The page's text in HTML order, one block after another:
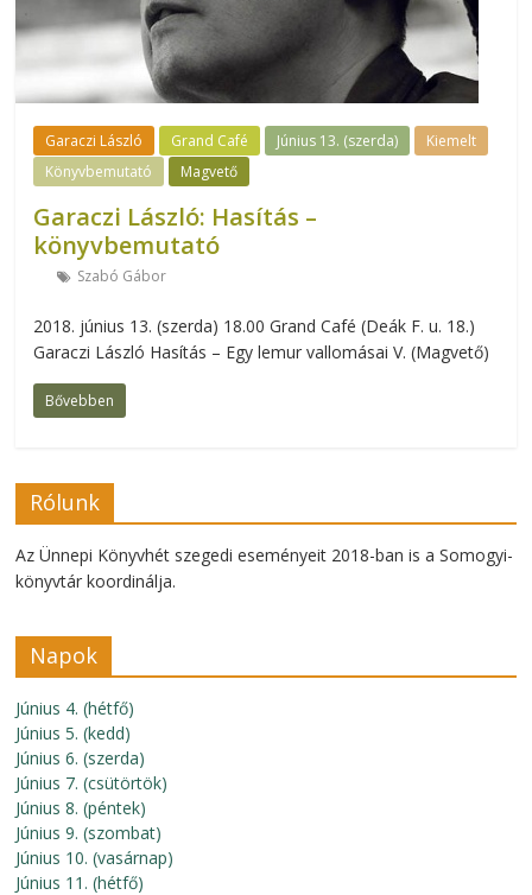
Garaczi László Grand Café Június 13. (szerda)
Kiemelt
Könyvbemutató
Magvető
Garaczi László: Hasítás –
könyvbemutató
Szabó Gábor
2018. június 13. (szerda) 18.00 Grand Café (Deák F. u. 18.)
Garaczi László Hasítás – Egy lemur vallomásai V. (Magvető)
Bővebben
Rólunk
Az Ünnepi Könyvhét szegedi eseményeit 2018-ban is a Somogyi-
könyvtár koordinálja.
Napok
Június 4. (hétfő)
Június 5. (kedd)
Június 6. (szerda)
Június 7. (csütörtök)
Június 8. (péntek)
Június 9. (szombat)
Június 10. (vasárnap)
Június 11. (hétfő)